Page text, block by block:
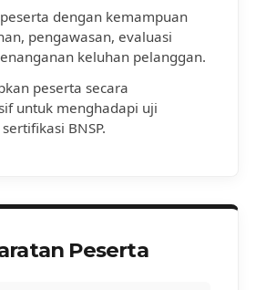
dengan kemampuan
pengawasan, evaluasi
keluhan pelanggan.
peserta secara
untuk menghadapi uji
BNSP.
Peserta